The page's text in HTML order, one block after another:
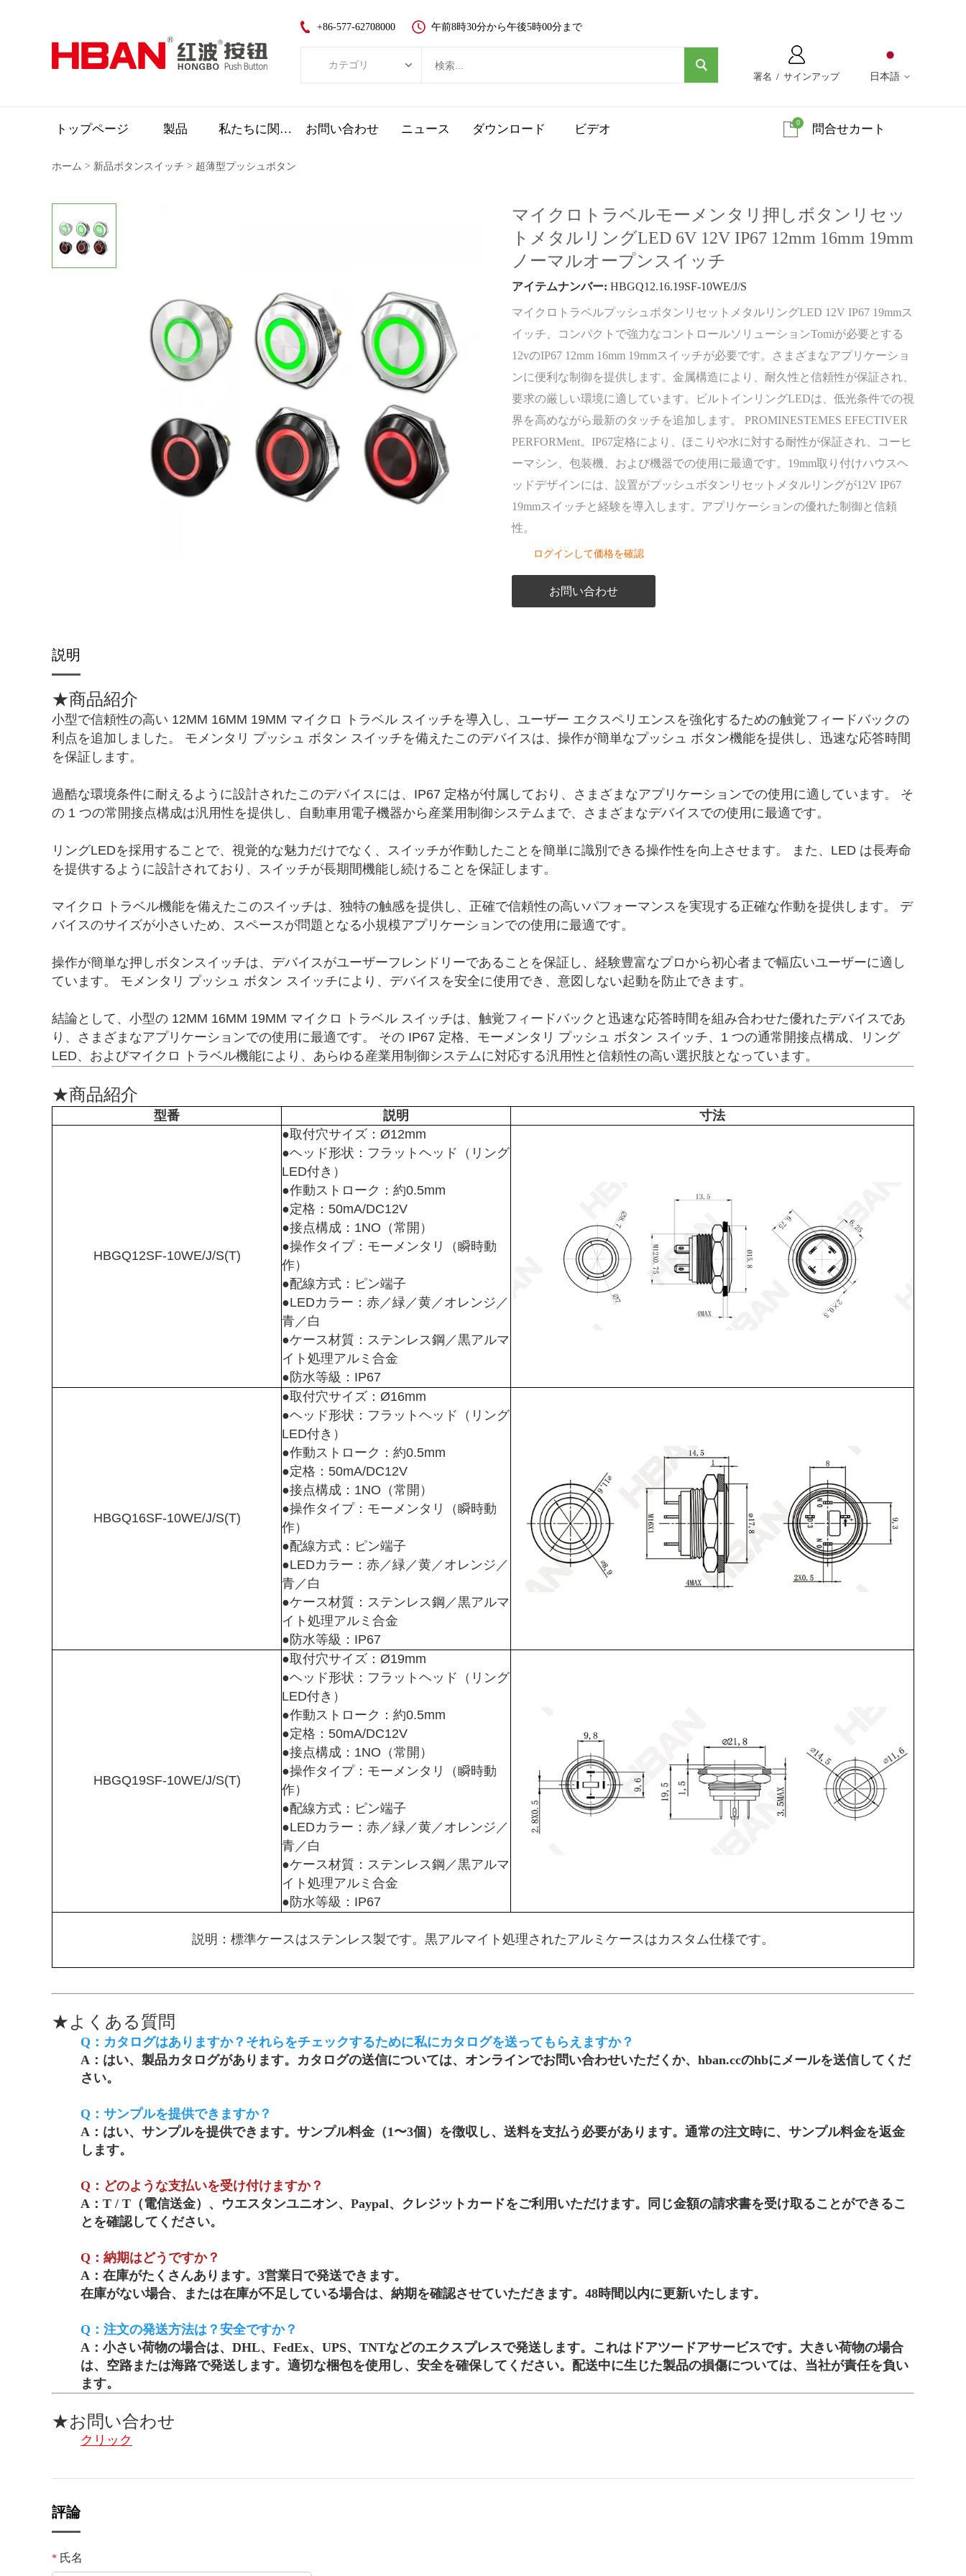
日本語
署名 / サインアップ
+86-577-62708000 午前8時30分から午後5時00分まで
カテゴリ
新品ボタンスイッチ
選択スイッチ、ロータリースイッチ
点滅ライト
ボタンアクセサリー
トップページ 製品 私たちに関しては お問い合わせ ニュース ダウンロード ビデオ 問合せカート
0
ホーム > 新品ボタンスイッチ > 超薄型プッシュボタン
マイクロトラベルモーメンタリ押しボタンリセッ
トメタルリングLED 6V 12V IP67 12mm 16mm 19mm
ノーマルオープンスイッチ
アイテムナンバー: HBGQ12.16.19SF-10WE/J/S
マイクロトラベルプッシュボタンリセットメタルリングLED 12V IP67 19mmス
イッチ、コンパクトで強力なコントロールソリューションTomiが必要とする
12vのIP67 12mm 16mm 19mmスイッチが必要です。さまざまなアプリケーショ
ンに便利な制御を提供します。金属構造により、耐久性と信頼性が保証され、
要求の厳しい環境に適しています。ビルトインリングLEDは、低光条件での視
界を高めながら最新のタッチを追加します。 PROMINESTEMES EFECTIVER
PERFORMent。IP67定格により、ほこりや水に対する耐性が保証され、コーヒ
ーマシン、包装機、および機器での使用に最適です。19mm取り付けハウスヘ
ッドデザインには、設置がプッシュボタンリセットメタルリングが12V IP67
19mmスイッチと経験を導入します。アプリケーションの優れた制御と信頼
性。
ログインして価格を確認
お問い合わせ
説明
★商品紹介
小型で信頼性の高い 12MM 16MM 19MM マイクロ トラベル スイッチを導入し、ユーザー エクスペリエンスを強化するための触覚フィードバックの
利点を追加しました。 モメンタリ プッシュ ボタン スイッチを備えたこのデバイスは、操作が簡単なプッシュ ボタン機能を提供し、迅速な応答時間
を保証します。
過酷な環境条件に耐えるように設計されたこのデバイスには、IP67 定格が付属しており、さまざまなアプリケーションでの使用に適しています。 そ
の 1 つの常開接点構成は汎用性を提供し、自動車用電子機器から産業用制御システムまで、さまざまなデバイスでの使用に最適です。
リングLEDを採用することで、視覚的な魅力だけでなく、スイッチが作動したことを簡単に識別できる操作性を向上させます。 また、LED は長寿命
を提供するように設計されており、スイッチが長期間機能し続けることを保証します。
マイクロ トラベル機能を備えたこのスイッチは、独特の触感を提供し、正確で信頼性の高いパフォーマンスを実現する正確な作動を提供します。 デ
バイスのサイズが小さいため、スペースが問題となる小規模アプリケーションでの使用に最適です。
操作が簡単な押しボタンスイッチは、デバイスがユーザーフレンドリーであることを保証し、経験豊富なプロから初心者まで幅広いユーザーに適し
ています。 モメンタリ プッシュ ボタン スイッチにより、デバイスを安全に使用でき、意図しない起動を防止できます。
結論として、小型の 12MM 16MM 19MM マイクロ トラベル スイッチは、触覚フィードバックと迅速な応答時間を組み合わせた優れたデバイスであ
り、さまざまなアプリケーションでの使用に最適です。 その IP67 定格、モーメンタリ プッシュ ボタン スイッチ、1 つの通常開接点構成、リング
LED、およびマイクロ トラベル機能により、あらゆる産業用制御システムに対応する汎用性と信頼性の高い選択肢となっています。
★商品紹介
型番 説明 寸法
HBGQ12SF-10WE/J/S(T)
●取付穴サイズ：Ø12mm
●ヘッド形状：フラットヘッド（リング
LED付き）
●作動ストローク：約0.5mm
●定格：50mA/DC12V
●接点構成：1NO（常開）
●操作タイプ：モーメンタリ（瞬時動
作）
●配線方式：ピン端子
●LEDカラー：赤／緑／黄／オレンジ／
青／白
●ケース材質：ステンレス鋼／黒アルマ
イト処理アルミ合金
●防水等級：IP67
HBGQ16SF-10WE/J/S(T)
●取付穴サイズ：Ø16mm
●ヘッド形状：フラットヘッド（リング
LED付き）
●作動ストローク：約0.5mm
●定格：50mA/DC12V
●接点構成：1NO（常開）
●操作タイプ：モーメンタリ（瞬時動
作）
●配線方式：ピン端子
●LEDカラー：赤／緑／黄／オレンジ／
青／白
●ケース材質：ステンレス鋼／黒アルマ
イト処理アルミ合金
●防水等級：IP67
HBGQ19SF-10WE/J/S(T)
●取付穴サイズ：Ø19mm
●ヘッド形状：フラットヘッド（リング
LED付き）
●作動ストローク：約0.5mm
●定格：50mA/DC12V
●接点構成：1NO（常開）
●操作タイプ：モーメンタリ（瞬時動
作）
●配線方式：ピン端子
●LEDカラー：赤／緑／黄／オレンジ／
青／白
●ケース材質：ステンレス鋼／黒アルマ
イト処理アルミ合金
●防水等級：IP67
説明：標準ケースはステンレス製です。黒アルマイト処理されたアルミケースはカスタム仕様です。
★よくある質問
Q：カタログはありますか？それらをチェックするために私にカタログを送ってもらえますか？
A：はい、製品カタログがあります。カタログの送信については、オンラインでお問い合わせいただくか、hban.ccのhbにメールを送信してくだ
さい。
Q：サンプルを提供できますか？
A：はい、サンプルを提供できます。サンプル料金（1〜3個）を徴収し、送料を支払う必要があります。通常の注文時に、サンプル料金を返金
します。
Q：どのような支払いを受け付けますか？
A：T / T（電信送金）、ウエスタンユニオン、Paypal、クレジットカードをご利用いただけます。同じ金額の請求書を受け取ることができるこ
とを確認してください。
Q：納期はどうですか？
A：在庫がたくさんあります。3営業日で発送できます。
在庫がない場合、または在庫が不足している場合は、納期を確認させていただきます。48時間以内に更新いたします。
Q：注文の発送方法は？安全ですか？
A：小さい荷物の場合は、DHL、FedEx、UPS、TNTなどのエクスプレスで発送します。これはドアツードアサービスです。大きい荷物の場合
は、空路または海路で発送します。適切な梱包を使用し、安全を確保してください。配送中に生じた製品の損傷については、当社が責任を負い
ます。
★お問い合わせ
クリック
評論
* 氏名